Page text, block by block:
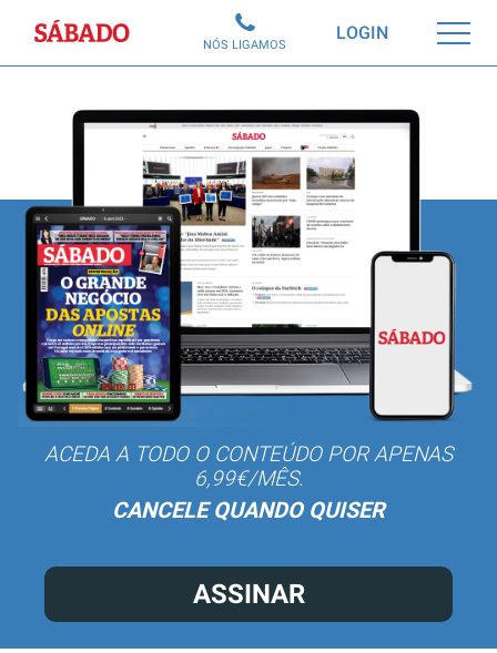
Sábado LOGIN
NÓS LIGAMOS
ACEDA A TODO O CONTEÚDO POR APENAS
6,99€/MÊS.
CANCELE QUANDO QUISER
ASSINAR